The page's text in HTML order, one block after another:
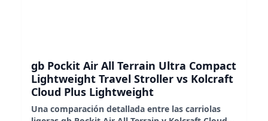
gb Pockit Air All Terrain Ultra Compact
Lightweight Travel Stroller vs Kolcraft
Cloud Plus Lightweight
Una comparación detallada entre las carriolas